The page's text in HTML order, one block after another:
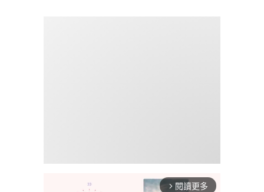
arrow_forward_ios 閱讀更多